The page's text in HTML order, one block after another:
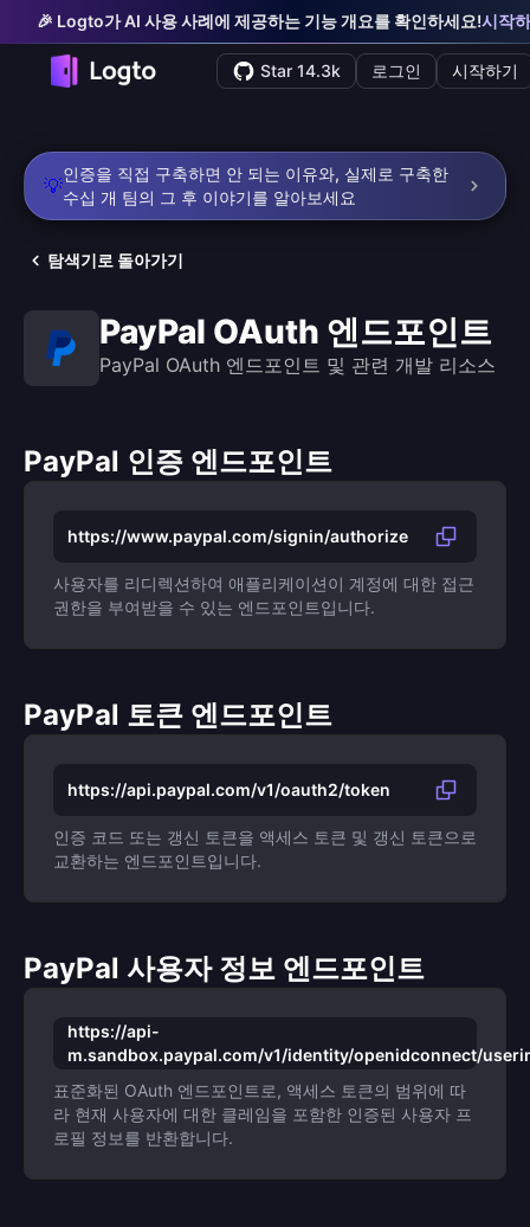
🎉 Logto가 AI 사용 사례에 제공하는 기능 개요를 확인하세요!시작
Star 14.3k 로그인 시작하기
💡
인증을 직접 구축하면 안 되는 이유와, 실제로 구축한
수십 개 팀의 그 후 이야기를 알아보세요
탐색기로 돌아가기
PayPal OAuth 엔드포인트
PayPal OAuth 엔드포인트 및 관련 개발 리소스
PayPal 인증 엔드포인트
https://www.paypal.com/signin/authorize
사용자를 리디렉션하여 애플리케이션이 계정에 대한 접근
권한을 부여받을 수 있는 엔드포인트입니다.
PayPal 토큰 엔드포인트
https://api.paypal.com/v1/oauth2/token
인증 코드 또는 갱신 토큰을 액세스 토큰 및 갱신 토큰으로
교환하는 엔드포인트입니다.
PayPal 사용자 정보 엔드포인트
https://api-
m.sandbox.paypal.com/v1/identity/openidconnect/
표준화된 OAuth 엔드포인트로, 액세스 토큰의 범위에 따
라 현재 사용자에 대한 클레임을 포함한 인증된 사용자 프
로필 정보를 반환합니다.